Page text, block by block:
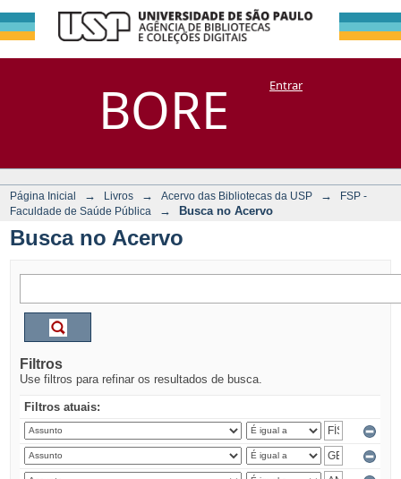
BORE
Busca no Acervo
DSpace/Manakin + CoriscoEntrar
Página Inicial → Livros → Acervo das Bibliotecas da USP →
FSP -
Faculdade de Saúde Pública
→ Busca no Acervo
Busca no Acervo
Filtros
Use filtros para refinar os resultados de busca.
Filtros atuais: